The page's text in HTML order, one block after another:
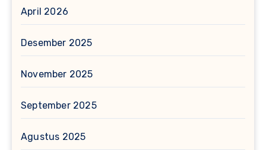
April 2026
Desember 2025
November 2025
September 2025
Agustus 2025